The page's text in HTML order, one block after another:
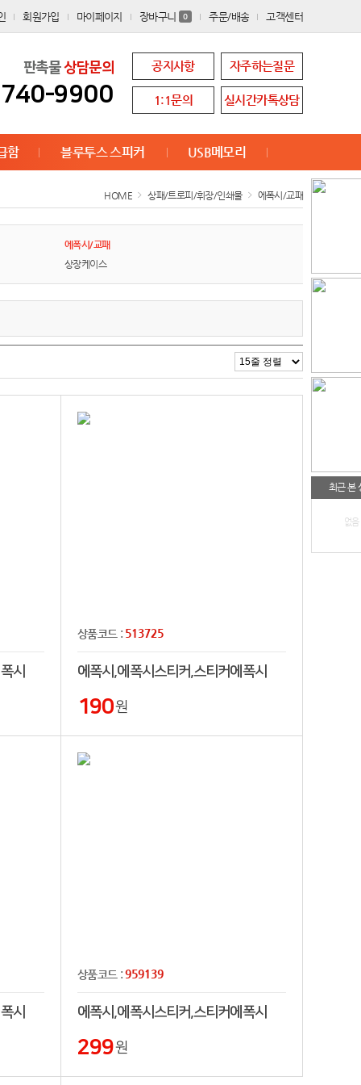
회원가입 마이페이지 장바구니 0 주문/배송 고객센터
판촉물상담문의
9900
공지사항 자주하는질문
1:1문의 실시간카톡상담
함 블루투스 스피커 USB메모리
최근 본
없음
HOME 상패/트로피/휘장/인쇄물 에폭시/교패
에폭시/교패
상장케이스
시
상품코드 : 513725
에폭시,에폭시스티커,스티커에폭시
190원
시
상품코드 :959139
에폭시,에폭시스티커,스티커에폭시
299원